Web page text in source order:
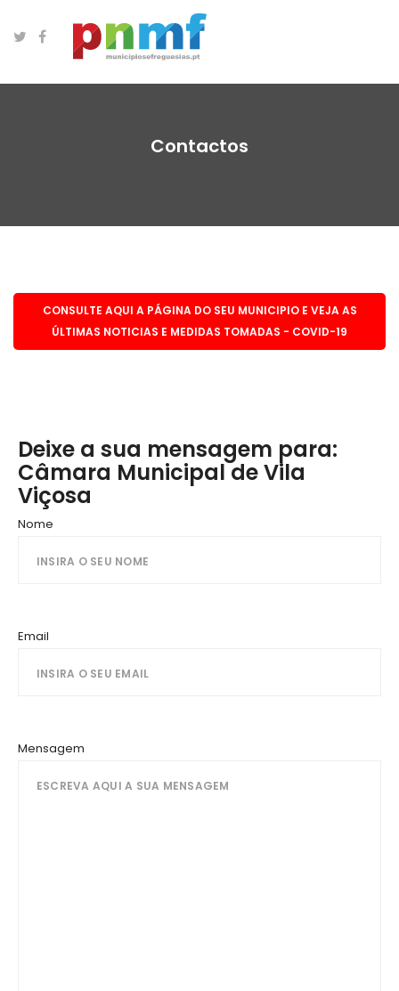
Contactos
CONSULTE AQUI A PÁGINA DO SEU MUNICIPIO E VEJA AS
ÚLTIMAS NOTICIAS E MEDIDAS TOMADAS - COVID-19
Deixe a sua mensagem para:
Câmara Municipal de Vila
Viçosa
Nome
Email
Mensagem